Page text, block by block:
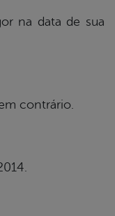
na data de sua
contrário.